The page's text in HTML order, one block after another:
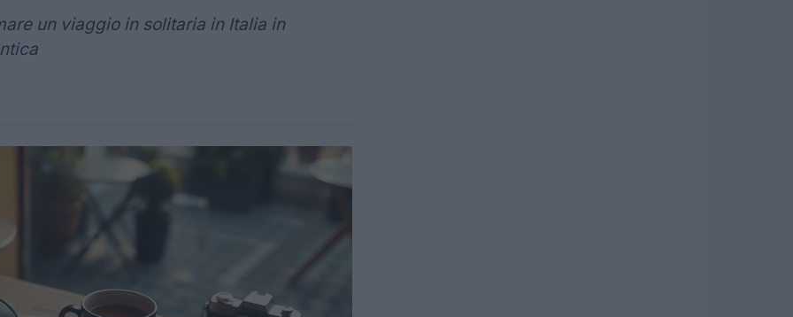
un viaggio in solitaria in Italia in